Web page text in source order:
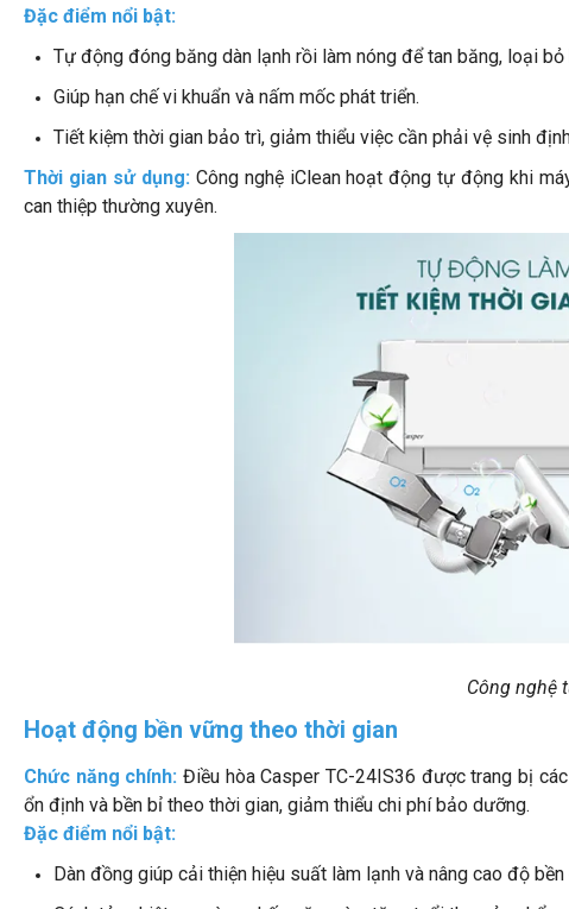
Đặc điểm nổi bật:
Tự động đóng băng dàn lạnh rồi làm nóng để tan băng, loại bỏ
Giúp hạn chế vi khuẩn và nấm mốc phát triển.
Tiết kiệm thời gian bảo trì, giảm thiểu việc cần phải vệ sinh
Thời gian sử dụng: Công nghệ iClean hoạt động tự động khi
can thiệp thường xuyên.
Công nghệ
Hoạt động bền vững theo thời gian
Chức năng chính:Điều hòa Casper TC-24IS36 được trang bị
ổn định và bền bỉ theo thời gian, giảm thiểu chi phí bảo dưỡng.
Đặc điểm nổi bật:
Dàn đồng giúp cải thiện hiệu suất làm lạnh và nâng cao độ bền